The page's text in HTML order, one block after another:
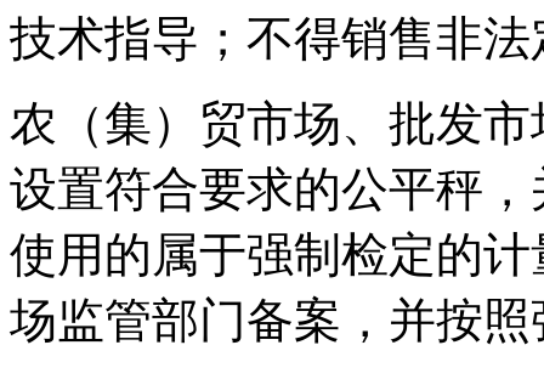
技术指导；不得销售非
农（集）贸市场、批发
设置符合要求的公平秤
使用的属于强制检定的
场监管部门备案，并按